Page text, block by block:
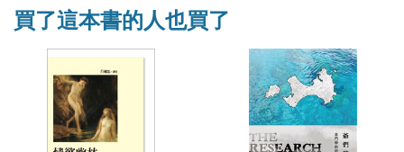
買了這本書的人也買了